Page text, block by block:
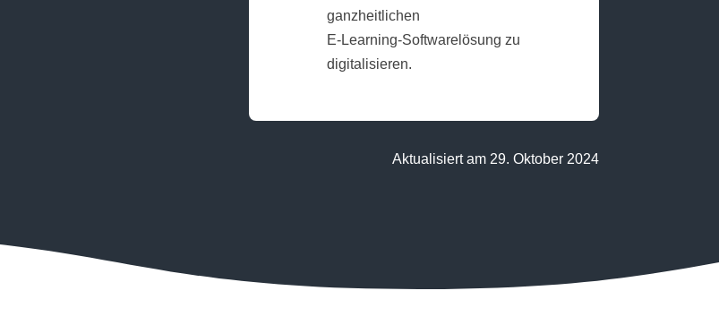
ganzheitlichen
E‑Learning‑Softwarelösung zu
digitalisieren.
Aktualisiert am 29. Oktober 2024